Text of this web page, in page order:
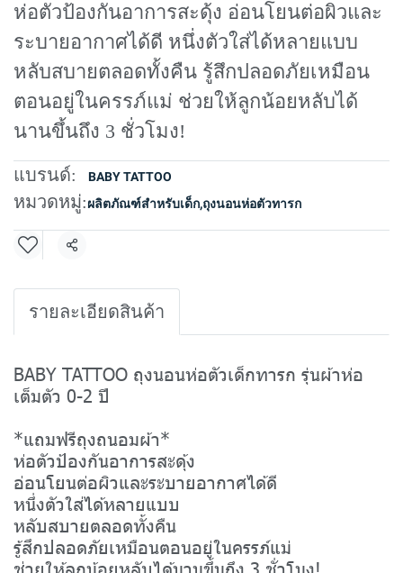
ห่อตัวป้องกันอาการสะดุ้ง อ่อนโยนต่อผิวและ
ระบายอากาศได้ดี หนึ่งตัวใส่ได้หลายแบบ
หลับสบายตลอดทั้งคืน รู้สึกปลอดภัยเหมือน
ตอนอยู่ในครรภ์แม่ ช่วยให้ลูกน้อยหลับได้
นานขึ้นถึง 3 ชั่วโมง!
แบรนด์: BABY TATTOO
หมวดหมู่:ผลิตภัณฑ์สำหรับเด็ก,ถุงนอนห่อตัวทารก
แชร์
รายละเอียดสินค้า
BABY TATTOO ถุงนอนห่อตัวเด็กทารก รุ่นผ้าห่อ
เต็มตัว 0-2 ปี
*แถมฟรีถุงถนอมผ้า*
ห่อตัวป้องกันอาการสะดุ้ง
อ่อนโยนต่อผิวและระบายอากาศได้ดี
หนึ่งตัวใส่ได้หลายแบบ
หลับสบายตลอดทั้งคืน
รู้สึกปลอดภัยเหมือนตอนอยู่ในครรภ์แม่
ช่วยให้ลูกน้อยหลับได้นานขึ้นถึง 3 ชั่วโมง!